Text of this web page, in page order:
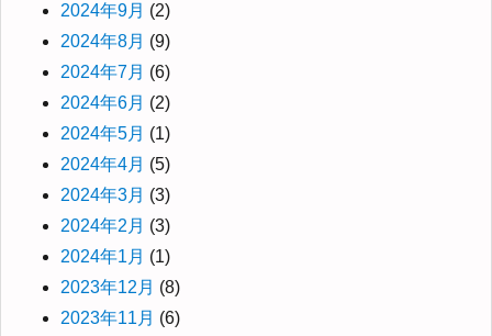
2024年9月 (2)
2024年8月 (9)
2024年7月 (6)
2024年6月 (2)
2024年5月 (1)
2024年4月 (5)
2024年3月 (3)
2024年2月 (3)
2024年1月 (1)
2023年12月 (8)
2023年11月 (6)